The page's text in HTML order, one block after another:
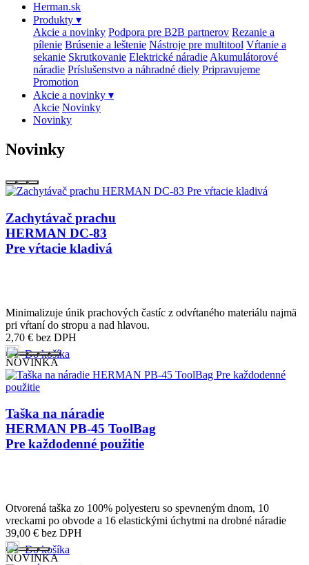
Herman.sk
Produkty ▾
Akcie a novinky Podpora pre B2B partnerov Rezanie a
pílenie Brúsenie a leštenie Nástroje pre multitool Vŕtanie a
sekanie Skrutkovanie Elektrické náradie Akumulátorové
náradie Príslušenstvo a náhradné diely Pripravujeme
Promotion
Akcie a novinky ▾
Akcie Novinky
Novinky
Novinky
Zachytávač prachu
HERMAN DC-83
Pre vŕtacie kladivá
Minimalizuje únik prachových častíc z odvŕtaného materiálu najmä
pri vŕtaní do stropu a nad hlavou.
2,70 € bez DPH
Do košíka
NOVINKA
Taška na náradie
HERMAN PB-45 ToolBag
Pre každodenné použitie
Otvorená taška zo 100% polyesteru so spevneným dnom, 10
vreckami po obvode a 16 elastickými úchytmi na drobné náradie
39,00 € bez DPH
Do košíka
NOVINKA